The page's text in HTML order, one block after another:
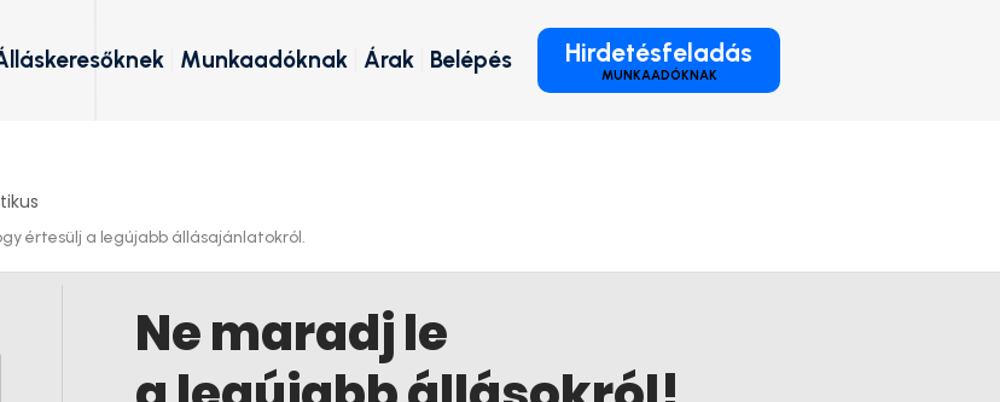
Hirdetésfeladás
MUNKAADÓKNAK
Belépés
Árak
Munkaadóknak
értesülj a legújabb állásajánlatokról.
Ne maradj le